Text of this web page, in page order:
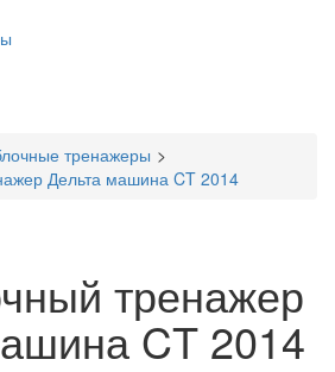
тренажеры
Дельта машина CT 2014
тренажер
CT 2014